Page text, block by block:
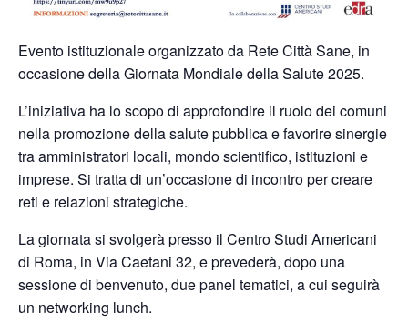
Evento istituzionale organizzato da Rete Città Sane, in
occasione della Giornata Mondiale della Salute 2025.
L’iniziativa ha lo scopo di approfondire il ruolo dei comuni
nella promozione della salute pubblica e favorire sinergie
tra amministratori locali, mondo scientifico, istituzioni e
imprese. Si tratta di un’occasione di incontro per creare
reti e relazioni strategiche.
La giornata si svolgerà presso il Centro Studi Americani
di Roma, in Via Caetani 32, e prevederà, dopo una
sessione di benvenuto, due panel tematici, a cui seguirà
un networking lunch.